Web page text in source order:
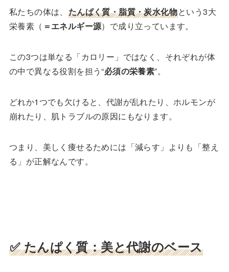
私たちの体は、 たんぱく質・脂質・炭水化物という3大
栄養素（ ＝エネルギー源）で成り立っています。
この3つは単なる「カロリー」ではなく、それぞれが体
の中で異なる役割を担う“必須の栄養素”。
どれか1つでも欠けると、代謝が乱れたり、ホルモンが
崩れたり、肌トラブルの原因にもなります。
つまり、美しく痩せるためには「減らす」よりも「整え
る」が正解なんです。
✅ たんぱく質：美と代謝のベース